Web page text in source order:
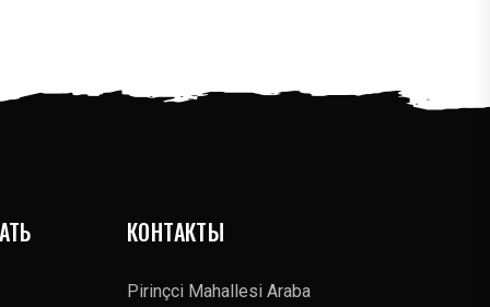
КОНТАКТЫ
Pirinçci Mahallesi Araba